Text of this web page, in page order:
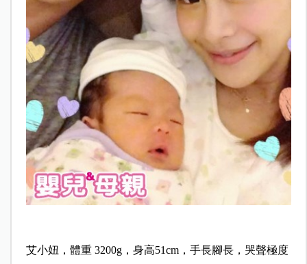
艾小妞，體重 3200g，身高51cm，手長腳長，哭聲極度